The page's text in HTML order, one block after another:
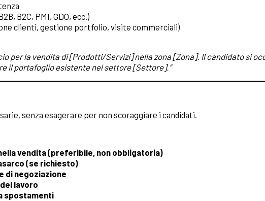
B2C, PMI, GDO, ecc.)
clienti, gestione portfolio, visite commerciali)
per la vendita di [Prodotti/Servizi] nella zona [Zona]. Il candidato si
il portafoglio esistente nel settore [Settore].”
senza esagerare per non scoraggiare i candidati.
vendita (preferibile, non obbligatoria)
(se richiesto)
di negoziazione
lavoro
spostamenti